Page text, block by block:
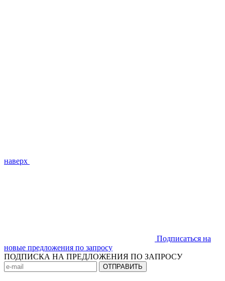
наверх
Подписаться на
новые предложения по запросу
ПОДПИСКА НА ПРЕДЛОЖЕНИЯ ПО ЗАПРОСУ
ОТПРАВИТЬ